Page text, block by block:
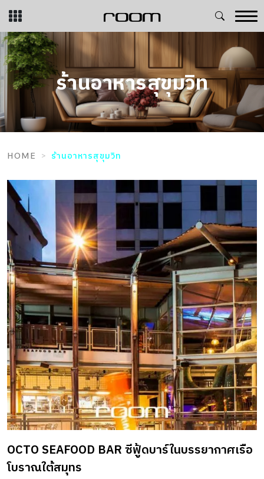
Skip
content
ร้านอาหารสุขุมวิท
HOME ร้านอาหารสุขุมวิท
OCTO SEAFOOD BAR ซีฟู้ดบาร์ในบรรยากาศเรือ
โบราณใต้สมุทร